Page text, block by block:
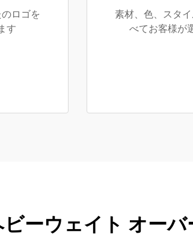
ロゴを
す
素材、色、スタ
べてお客様が
ーウェイト オー